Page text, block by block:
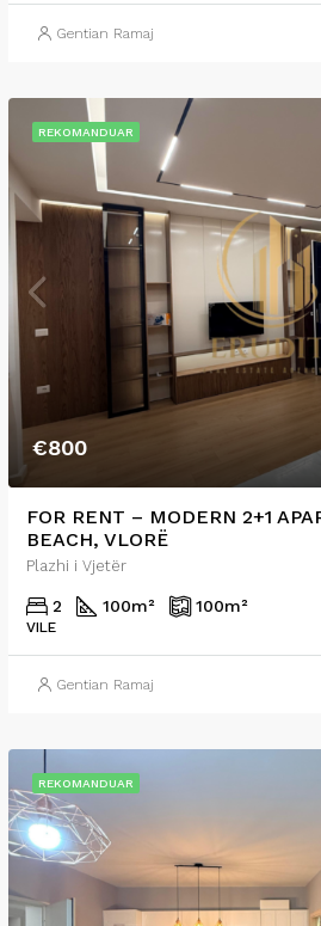
Gentian Ramaj
REKOMANDUAR
€800
FOR RENT – MODERN 2+1
BEACH, VLORË
Plazhi i Vjetër
2 100m² 100m²
VILE
Gentian Ramaj
REKOMANDUAR